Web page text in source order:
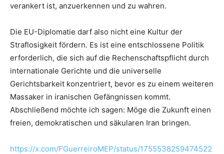
verankert ist, anzuerkennen und zu wahren.
Die EU-Diplomatie darf also nicht eine Kultur der
Straflosigkeit fördern. Es ist eine entschlossene Politik
erforderlich, die sich auf die Rechenschaftspflicht durch
internationale Gerichte und die universelle
Gerichtsbarkeit konzentriert, bevor es zu einem weiteren
Massaker in iranischen Gefängnissen kommt.
Abschließend möchte ich sagen: Möge die Zukunft einen
freien, demokratischen und säkularen Iran bringen.
https://x.com/FGuerreiroMEP/status/1755538259474522